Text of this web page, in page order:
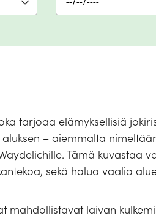
tarjoaa elämyksellisiä
– aiemmalta
Tämä kuvastaa
sekä halua vaalia
mahdollistavat laivan